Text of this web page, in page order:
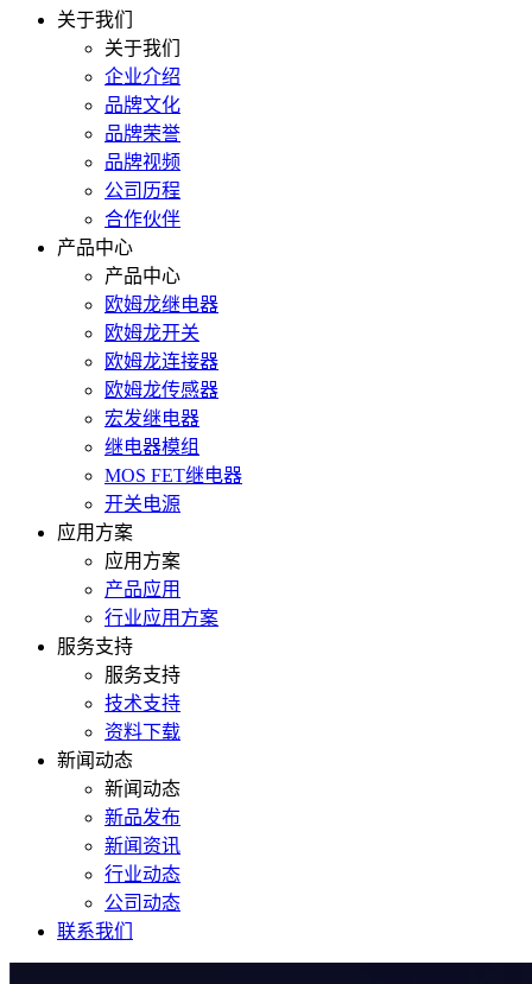
关于我们
关于我们
企业介绍
品牌文化
品牌荣誉
品牌视频
公司历程
合作伙伴
产品中心
产品中心
欧姆龙继电器
欧姆龙开关
欧姆龙连接器
欧姆龙传感器
宏发继电器
继电器模组
MOS FET继电器
开关电源
应用方案
应用方案
产品应用
行业应用方案
服务支持
服务支持
技术支持
资料下载
新闻动态
新闻动态
新品发布
新闻资讯
行业动态
公司动态
联系我们